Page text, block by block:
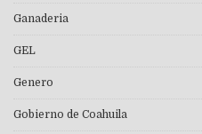
Ganaderia
GEL
Genero
Gobierno de Coahuila